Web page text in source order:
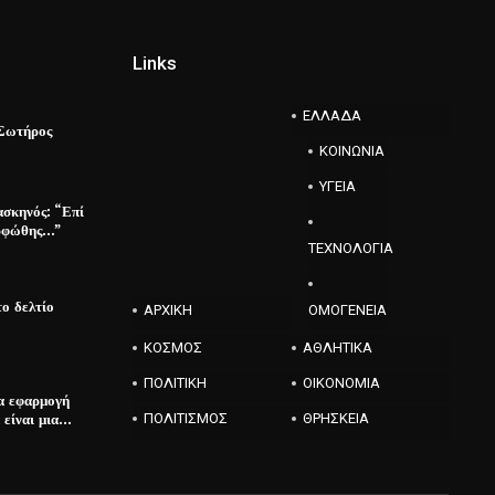
“Επί
δελτίο
εφαρμογή
μια…
Links
ΑΡΧΙΚΗ
ΕΛΛΑΔΑ
ΚΟΙΝΩΝΙΑ
ΥΓΕΙΑ
ΤΕΧΝΟΛΟΓΙΑ
ΟΜΟΓΕΝΕΙΑ
ΚΟΣΜΟΣ ΑΘΛΗΤΙΚΑ
ΠΟΛΙΤΙΚΗ ΟΙΚΟΝΟΜΙΑ
ΠΟΛΙΤΙΣΜΟΣ ΘΡΗΣΚΕΙΑ